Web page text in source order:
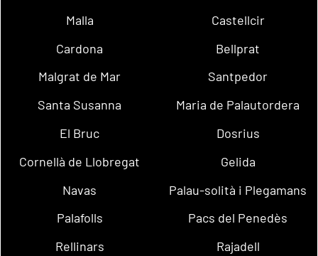
Malla
Castellcir
Cardona
Bellprat
Malgrat de Mar
Santpedor
Santa Susanna
Maria de Palautordera
El Bruc
Dosrius
Cornellà de Llobregat
Gelida
Navas
Palau-solità i Plegamans
Palafolls
Pacs del Penedès
Rellinars
Rajadell